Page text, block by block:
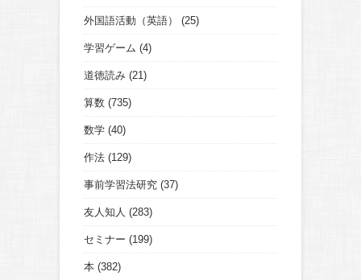
外国語活動（英語） (25)
学習ゲーム (4)
道徳読み (21)
算数 (735)
数学 (40)
作法 (129)
事前学習法研究 (37)
友人知人 (283)
セミナー (199)
本 (382)